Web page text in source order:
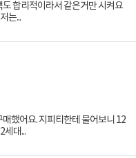
합리적이라서 같은거만 시켜요
는...
물어보니 12
속도가 40%정도 빠르다고 해서 12세대...